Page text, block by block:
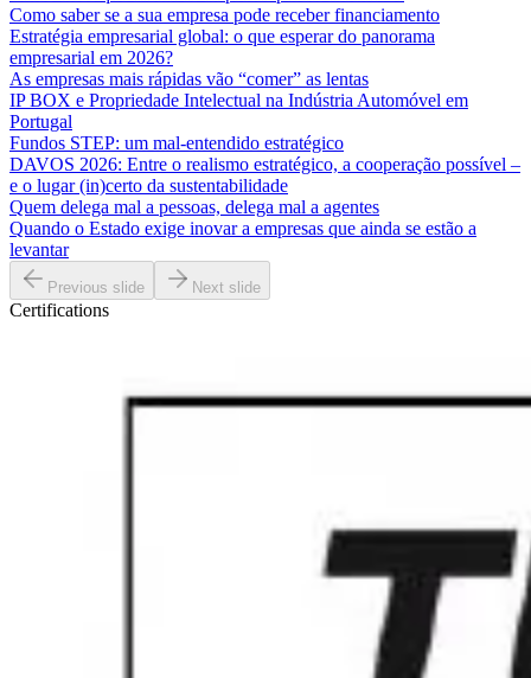
Como saber se a sua empresa pode receber financiamento
Estratégia empresarial global: o que esperar do panorama
empresarial em 2026?
As empresas mais rápidas vão “comer” as lentas
IP BOX e Propriedade Intelectual na Indústria Automóvel em
Portugal
Fundos STEP: um mal-entendido estratégico
DAVOS 2026: Entre o realismo estratégico, a cooperação possível –
e o lugar (in)certo da sustentabilidade
Quem delega mal a pessoas, delega mal a agentes
Quando o Estado exige inovar a empresas que ainda se estão a
levantar
Previous slide Next slide
Certifications